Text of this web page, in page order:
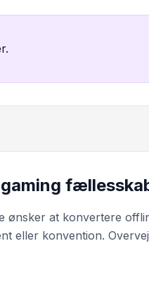
ønsker at konvertere
eller konvention.